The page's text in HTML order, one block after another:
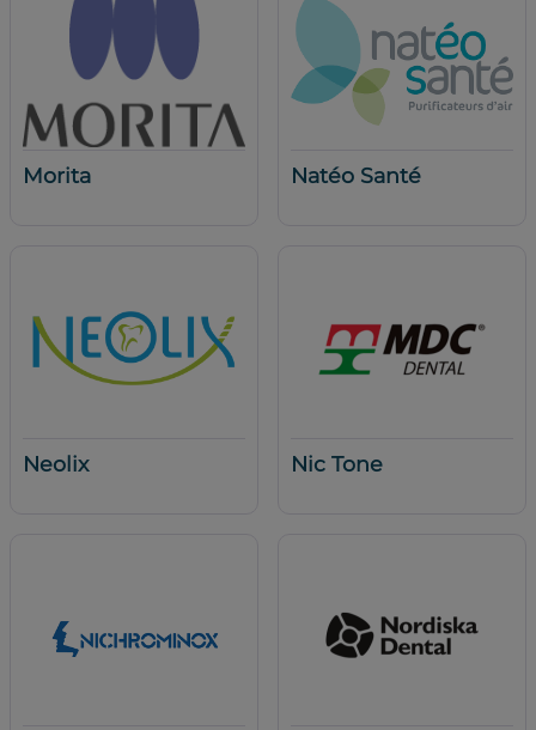
Morita Natéo Santé
Neolix Nic Tone